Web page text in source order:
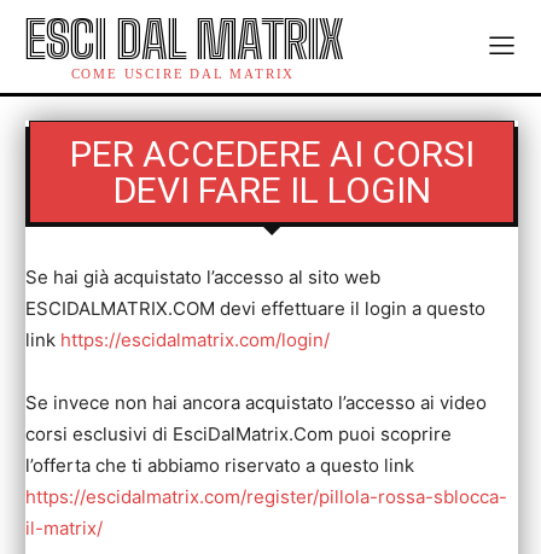
ESCI DAL MATRIX
COME USCIRE DAL MATRIX
PER ACCEDERE AI CORSI
DEVI FARE IL LOGIN
Se hai già acquistato l’accesso al sito web
ESCIDALMATRIX.COM devi effettuare il login a questo
link https://escidalmatrix.com/login/
Se invece non hai ancora acquistato l’accesso ai video
corsi esclusivi di EsciDalMatrix.Com puoi scoprire
l’offerta che ti abbiamo riservato a questo link
https://escidalmatrix.com/register/pillola-rossa-sblocca-
il-matrix/